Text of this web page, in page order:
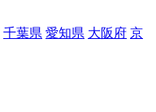
千葉県 愛知県 大阪府 京